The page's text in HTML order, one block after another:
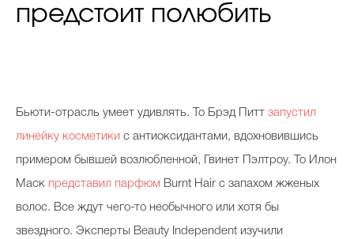
предстоит полюбить
Бьюти-отрасль умеет удивлять. То Брэд Питт запустил
линейку косметики с антиоксидантами, вдохновившись
примером бывшей возлюбленной, Гвинет Пэлтроу. То Илон
Маск представил парфюм Burnt Hair с запахом жженых
волос. Все ждут чего-то необычного или хотя бы
звездного. Эксперты Beauty Independent изучили